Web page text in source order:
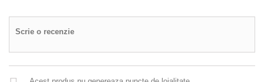
Scrie o recenzie